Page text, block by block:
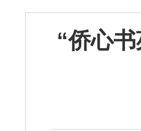
“侨心